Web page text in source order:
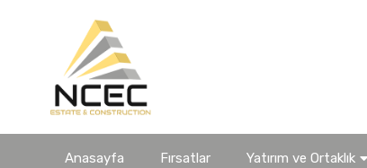
Anasayfa Fırsatlar Yatırım ve Ortaklık